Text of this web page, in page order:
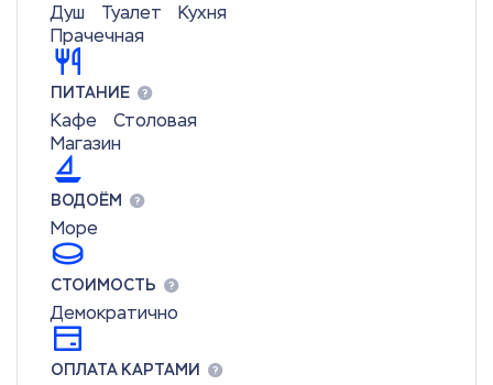
Душ Туалет
Кухня
Прачечная
ПИТАНИЕ
Кафе
Столовая
Магазин
ВОДОЁМ
Море
СТОИМОСТЬ
Демократично
ОПЛАТА КАРТАМИ